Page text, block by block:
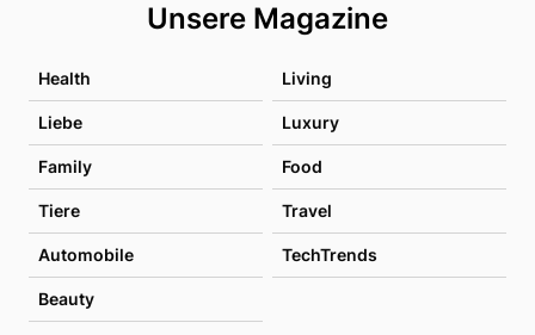
Unsere Magazine
Health Living
Liebe Luxury
Family Food
Tiere Travel
Automobile TechTrends
Beauty